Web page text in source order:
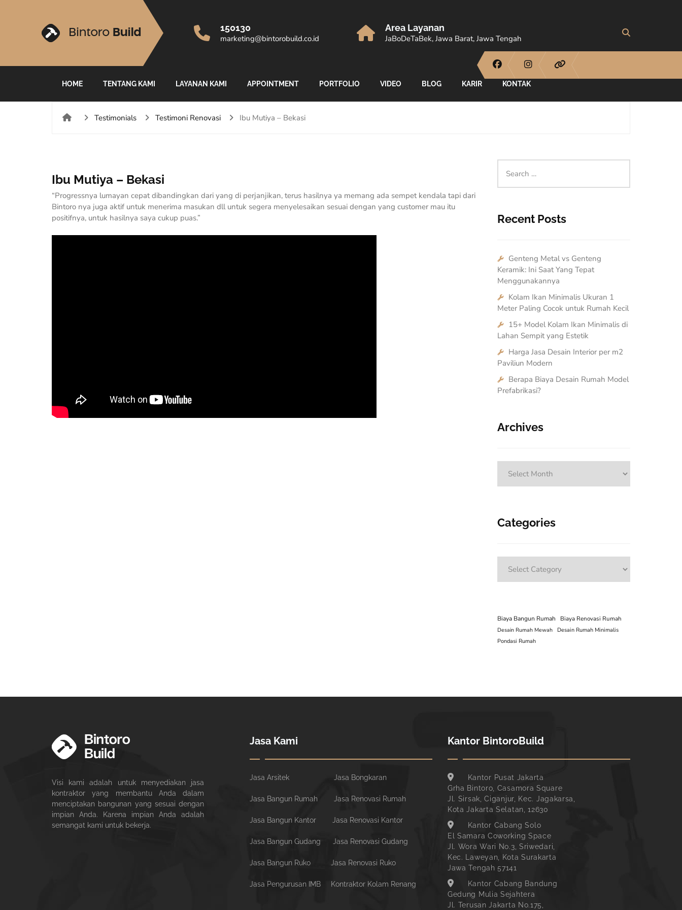
150130
marketing@bintorobuild.co.id
Area Layanan
JaBoDeTaBek, Jawa Barat, Jawa Tengah
HOME TENTANG KAMI LAYANAN KAMI APPOINTMENT PORTFOLIO VIDEO BLOG KARIR KONTAK
Testimonials Testimoni Renovasi Ibu Mutiya – Bekasi
Ibu Mutiya – Bekasi
“Progressnya lumayan cepat dibandingkan dari yang di perjanjikan, terus hasilnya ya memang ada sempet kendala tapi dari
Bintoro nya juga aktif untuk menerima masukan dll untuk segera menyelesaikan sesuai dengan yang customer mau itu
positifnya, untuk hasilnya saya cukup puas.”
Recent Posts
Genteng Metal vs Genteng
Keramik: Ini Saat Yang Tepat
Menggunakannya
Kolam Ikan Minimalis Ukuran 1
Meter Paling Cocok untuk Rumah Kecil
15+ Model Kolam Ikan Minimalis di
Lahan Sempit yang Estetik
Harga Jasa Desain Interior per m2
Paviliun Modern
Berapa Biaya Desain Rumah Model
Prefabrikasi?
Archives
Categories
Biaya Bangun Rumah Biaya Renovasi Rumah
Desain Rumah Mewah
Desain Rumah Minimalis
Pondasi Rumah
Visi kami adalah untuk menyediakan jasa
kontraktor yang membantu Anda dalam
menciptakan bangunan yang sesuai dengan
impian Anda. Karena impian Anda adalah
semangat kami untuk bekerja.
Jasa Kami
Jasa Arsitek Jasa Bongkaran
Jasa Bangun Rumah Jasa Renovasi Rumah
Jasa Bangun Kantor Jasa Renovasi Kantor
Jasa Bangun Gudang Jasa Renovasi Gudang
Jasa Bangun Ruko Jasa Renovasi Ruko
Jasa Pengurusan IMB Kontraktor Kolam Renang
Kantor BintoroBuild
Kantor Pusat Jakarta
Grha Bintoro, Casamora Square
Jl. Sirsak, Ciganjur, Kec. Jagakarsa,
Kota Jakarta Selatan, 12630
Kantor Cabang Solo
El Samara Coworking Space
Jl. Wora Wari No.3, Sriwedari,
Kec. Laweyan, Kota Surakarta
Jawa Tengah 57141
Kantor Cabang Bandung
Gedung Mulia Sejahtera
Jl. Terusan Jakarta No.175,